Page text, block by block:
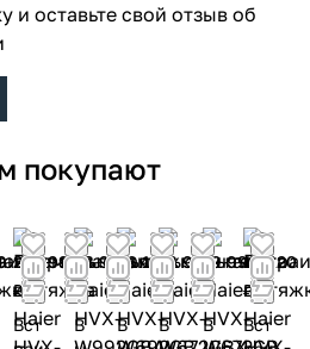
и оставьте свой отзыв об
покупают
22 999
₽
Вст
28 999
₽
В
26 169
₽
В
18 999
₽
В
19 999
₽
В
15 420
₽
Вст